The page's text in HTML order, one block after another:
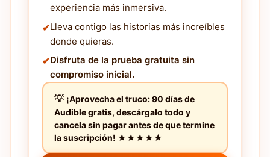
experiencia más inmersiva.
Lleva contigo las historias más increíbles
donde quieras.
Disfruta de la prueba gratuita sin
compromiso inicial.
¡Aprovecha el truco: 90 días de
Audible gratis, descárgalo todo y
cancela sin pagar antes de que termine
la suscripción! ★★★★★